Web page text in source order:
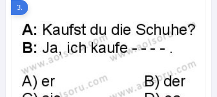
3.